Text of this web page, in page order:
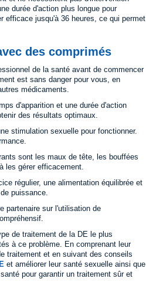
durée d'action plus longue pour
efficace jusqu'à 36 heures, ce qui permet
des comprimés
de la santé avant de commencer
est sans danger pour vous, en
médicaments.
d'apparition et une durée d'action
des résultats optimaux.
stimulation sexuelle pour fonctionner.
sont les maux de tête, les bouffées
les gérer efficacement.
régulier, une alimentation équilibrée et
puissance.
partenaire sur l'utilisation de
de traitement de la DE le plus
à ce problème. En comprenant leur
traitement et en suivant des conseils
et améliorer leur santé sexuelle ainsi que
pour garantir un traitement sûr et